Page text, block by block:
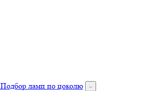
Подбор ламп по цоколю